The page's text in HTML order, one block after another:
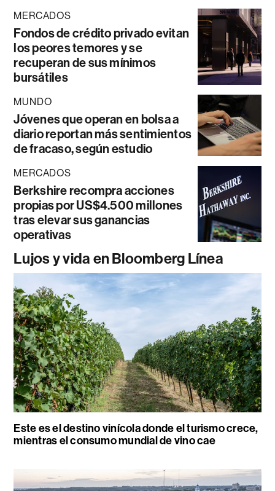
MERCADOS
Fondos de crédito privado evitan
los peores temores y se
recuperan de sus mínimos
bursátiles
MUNDO
Jóvenes que operan en bolsa a
diario reportan más sentimientos
de fracaso, según estudio
MERCADOS
Berkshire recompra acciones
propias por US$4.500 millones
tras elevar sus ganancias
operativas
Lujos y vida en Bloomberg Línea
Este es el destino vinícola donde el turismo crece,
mientras el consumo mundial de vino cae